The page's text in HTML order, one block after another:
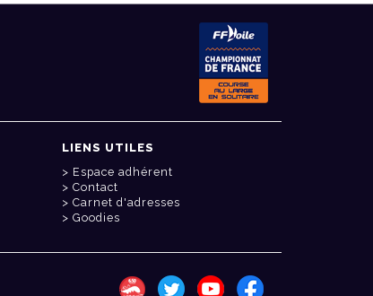
LIENS UTILES
Espace adhérent
Contact
Carnet d'adresses
Goodies